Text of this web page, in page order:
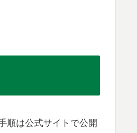
順は公式サイトで公開